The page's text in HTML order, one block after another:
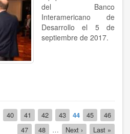
del Banco
Interamericano de
Desarrollo el 5 de
septiembre de 2017.
Página
40 Página
41 Página
42 Página
43
Página
actual
44 Página
45 Página
46
Página
47 Página
48 …
Siguiente
Next ›
Última
Last »